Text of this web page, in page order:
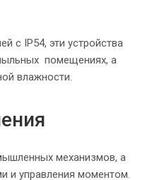
с IP54, эти устройства
помещениях, а
влажности.
механизмов, а
и управления моментом.